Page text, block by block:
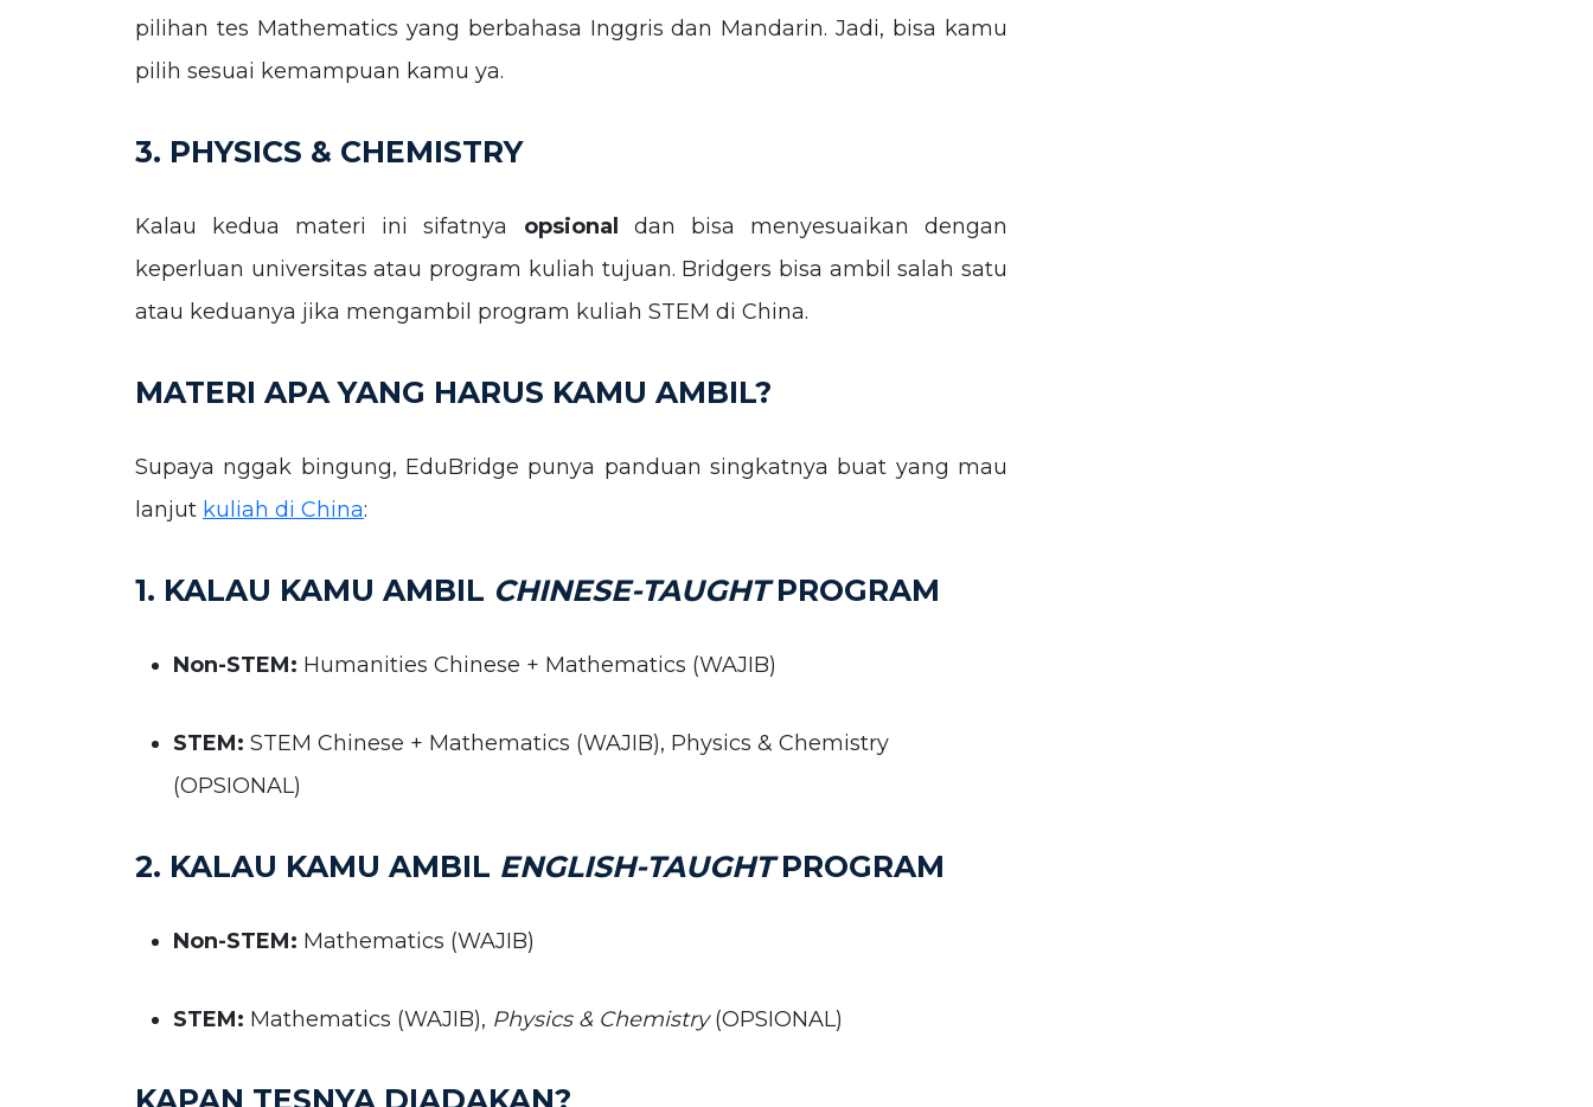
pilihan tes Mathematics yang berbahasa Inggris dan Mandarin. Jadi, bisa kamu
pilih sesuai kemampuan kamu ya.
3. PHYSICS & CHEMISTRY
Kalau kedua materi ini sifatnya opsional
dan bisa menyesuaikan dengan
keperluan universitas atau program kuliah tujuan. Bridgers bisa ambil salah satu
atau keduanya jika mengambil program kuliah STEM di China.
MATERI APA YANG HARUS KAMU AMBIL?
Supaya nggak bingung, EduBridge punya panduan singkatnya buat yang mau
lanjut kuliah di China:
1. KALAU KAMU AMBIL CHINESE-TAUGHTPROGRAM
Non-STEM: Humanities Chinese + Mathematics (WAJIB)
STEM: STEM Chinese + Mathematics (WAJIB), Physics & Chemistry
(OPSIONAL)
2. KALAU KAMU AMBIL ENGLISH-TAUGHTPROGRAM
Non-STEM: Mathematics (WAJIB)
STEM: Mathematics (WAJIB), Physics & Chemistry(OPSIONAL)
KAPAN TESNYA DIADAKAN?